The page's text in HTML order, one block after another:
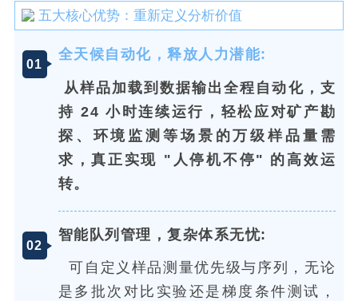
五大核心优势：重新定义分析价值
01
全天候自动化，释放人力潜能:
从样品加载到数据输出全程自动化，支
持 24 小时连续运行，轻松应对矿产勘
探、环境监测等场景的万级样品量需
求，真正实现 "人停机不停" 的高效运
转。
02
智能队列管理，复杂体系无忧:
可自定义样品测量优先级与序列，无论
是多批次对比实验还是梯度条件测试，